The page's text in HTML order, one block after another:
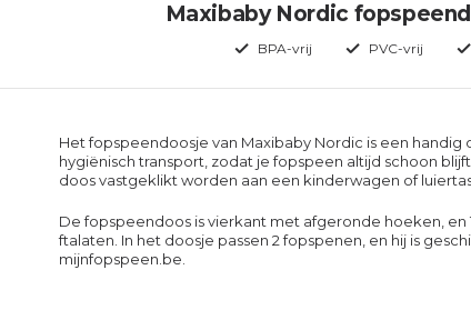
Maxibaby Nordic
BPA-vrij PVC-vrij
Het fopspeendoosje van Maxibaby Nordic is een handig
hygiënisch transport, zodat je fopspeen altijd schoon
doos vastgeklikt worden aan een kinderwagen of
De fopspeendoos is vierkant met afgeronde hoeken, en
ftalaten. In het doosje passen 2 fopspenen, en hij is
mijnfopspeen.be.